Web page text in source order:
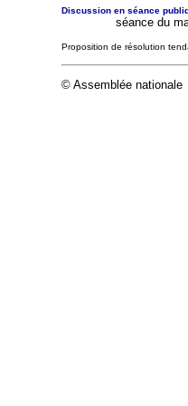
Discussion en séance
séance du
Proposition de résolution
© Assemblée nationale